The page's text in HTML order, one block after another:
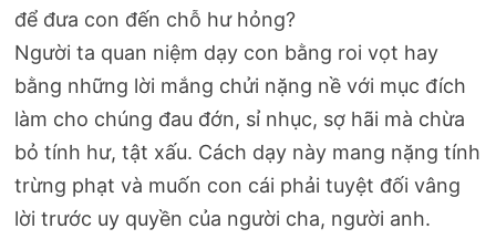
để đưa con đến chỗ hư hỏng?
Người ta quan niệm dạy con bằng roi vọt hay
bằng những lời mắng chửi nặng nề với mục đích
làm cho chúng đau đớn, sỉ nhục, sợ hãi mà chừa
bỏ tính hư, tật xấu. Cách dạy này mang nặng tính
trừng phạt và muốn con cái phải tuyệt đối vâng
lời trước uy quyền của người cha, người anh.